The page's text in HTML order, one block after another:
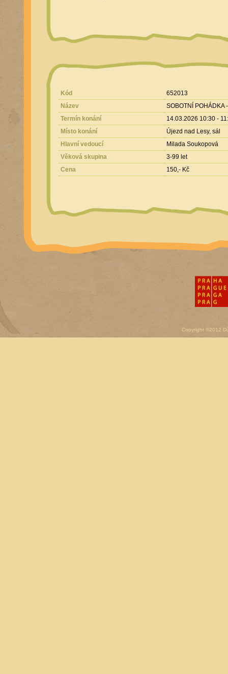
Kód
652013
Název
SOBOTNÍ POHÁDKA
Termín konání
14.03.2026 10:30 -
Místo konání
Újezd nad Lesy, sál
Hlavní vedoucí
Milada Soukopová
Věková skupina
3-99 let
Cena
150,- Kč
Copyright ©2012